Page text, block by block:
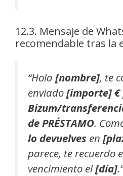
12.3. Mensaje de
recomendable tras la
“Hola [nombre], te
enviado[importe] €
Bizum/
de PRÉSTAMO.
lo devuelves en
parece, te recuerdo
vencimiento el[día].”